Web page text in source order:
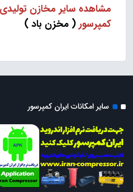
مشاهده سایر مخازن تولیدی
کمپرسور ( مخزن باد)
سایر امکانات ایران کمپرسور